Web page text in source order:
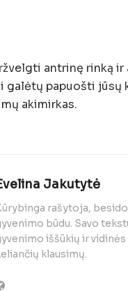
antrinę rinką
galėtų papuošti
akimirkas.
Jakutytė
rašytoja,
būdu. Savo
iššūkių ir
klausimų.